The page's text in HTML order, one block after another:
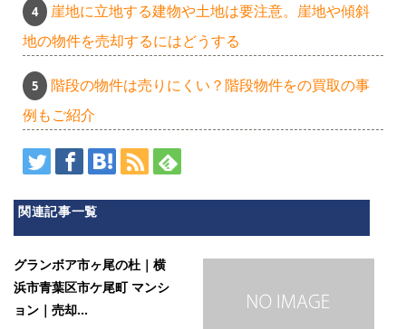
崖地に立地する建物や土地は要注意。崖地や傾斜
地の物件を売却するにはどうする
階段の物件は売りにくい？階段物件をの買取の事
例もご紹介
関連記事一覧
グランボア市ヶ尾の杜｜横
浜市青葉区市ケ尾町 マンシ
ョン｜売却...